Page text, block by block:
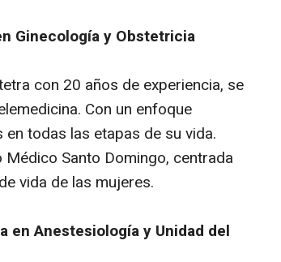
Ginecología y Obstetricia
con 20 años de experiencia, se
Con un enfoque
todas las etapas de su vida.
Santo Domingo, centrada
vida de las mujeres.
en Anestesiología y Unidad del